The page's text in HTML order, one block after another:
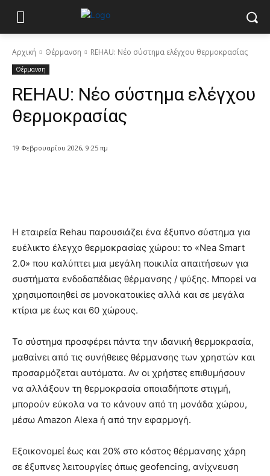
Αρχική Θέρμανση REHAU: Νέο σύστημα ελέγχου θερμοκρασίας
Θέρμανση
REHAU: Νέο σύστημα ελέγχου
θερμοκρασίας
19 Φεβρουαρίου 2026, 9:25 πμ
Η εταιρεία Rehau παρουσιάζει ένα έξυπνο σύστημα για
ευέλικτο έλεγχο θερμοκρασίας χώρου: το «Nea Smart
2.0» που καλύπτει μια μεγάλη ποικιλία απαιτήσεων για
συστήματα ενδοδαπέδιας θέρμανσης / ψύξης. Μπορεί να
χρησιμοποιηθεί σε μονοκατοικίες αλλά και σε μεγάλα
κτίρια με έως και 60 χώρους.
Το σύστημα προσφέρει πάντα την ιδανική θερμοκρασία,
μαθαίνει από τις συνήθειες θέρμανσης των χρηστών και
προσαρμόζεται αυτόματα. Αν οι χρήστες επιθυμήσουν
να αλλάξουν τη θερμοκρασία οποιαδήποτε στιγμή,
μπορούν εύκολα να το κάνουν από τη μονάδα χώρου,
μέσω Amazon Alexa ή από την εφαρμογή.
Εξοικονομεί έως και 20% στο κόστος θέρμανσης χάρη
σε έξυπνες λειτουργίες όπως geofencing, ανίχνευση